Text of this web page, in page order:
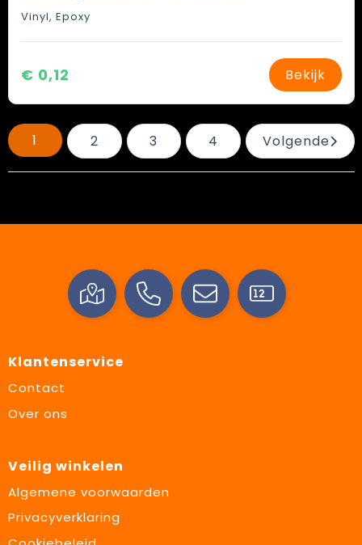
Vinyl, Epoxy
€ 0,12 Bekijk
1 2 3 4 Volgende
Klantenservice
Contact
Over ons
Veilig winkelen
Algemene voorwaarden
Privacyverklaring